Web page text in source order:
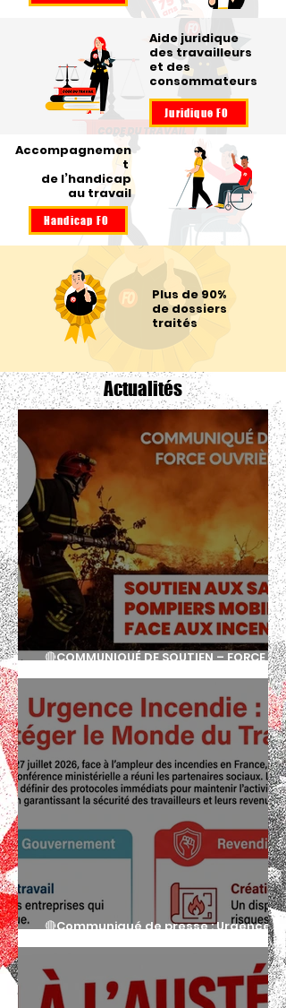
Aide juridique
des travailleurs
et des
consommateurs
Juridique FO
Accompagnemen
t
de l’handicap
au travail
Handicap FO
Plus de 90%
de dossiers
traités
Actualités
🔴COMMUNIQUÉ DE SOUTIEN – FORCE
OUVRIÈRE SARTHE
🔴Communiqué de presse : Urgence
incendie dans le monde du travail